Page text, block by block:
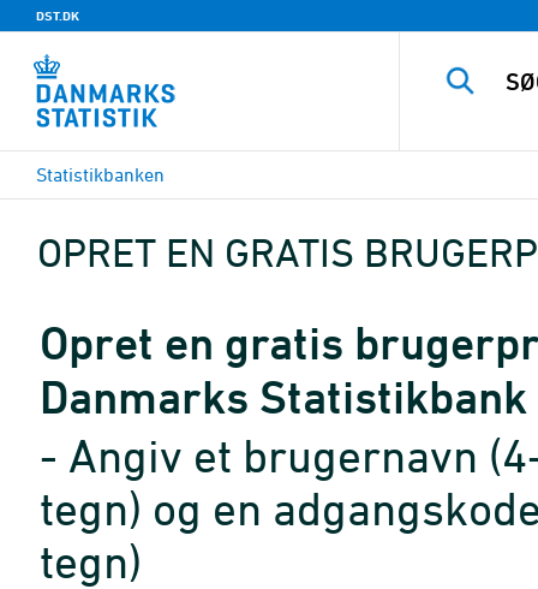
DST.DK
Statistikbanken
OPRET EN GRATIS
Opret en gratis
Danmarks Statistikbank
- Angiv et brugernavn
tegn) og en
tegn)